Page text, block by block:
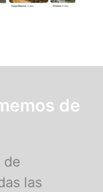
de
de
las